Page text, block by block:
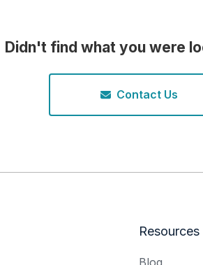
Didn't find what you were
Contact Us
Resources